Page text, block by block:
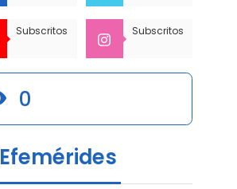
Subscritos Subscritos
0
Efemérides